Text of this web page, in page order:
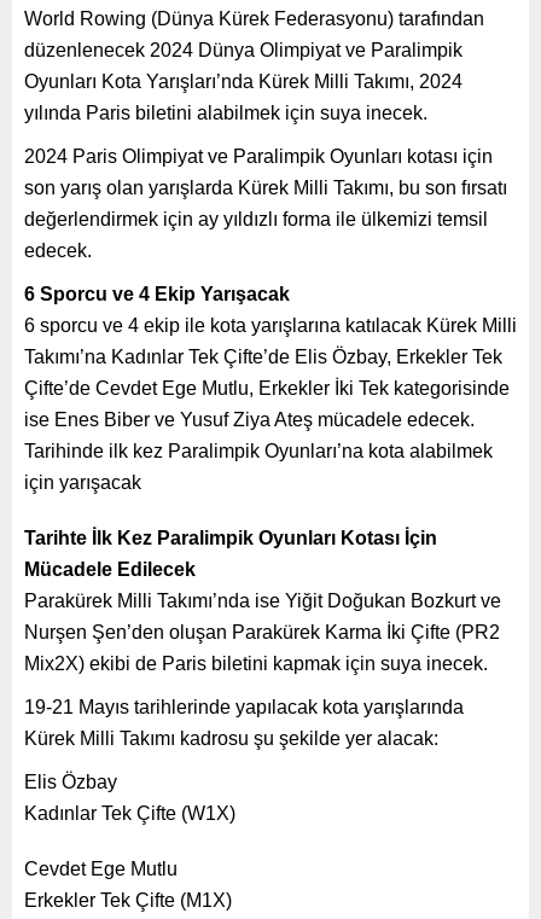
World Rowing (Dünya Kürek Federasyonu) tarafından
düzenlenecek 2024 Dünya Olimpiyat ve Paralimpik
Oyunları Kota Yarışları’nda Kürek Milli Takımı, 2024
yılında Paris biletini alabilmek için suya inecek.
2024 Paris Olimpiyat ve Paralimpik Oyunları kotası için
son yarış olan yarışlarda Kürek Milli Takımı, bu son fırsatı
değerlendirmek için ay yıldızlı forma ile ülkemizi temsil
edecek.
6 Sporcu ve 4 Ekip Yarışacak
6 sporcu ve 4 ekip ile kota yarışlarına katılacak Kürek Milli
Takımı’na Kadınlar Tek Çifte’de Elis Özbay, Erkekler Tek
Çifte’de Cevdet Ege Mutlu, Erkekler İki Tek kategorisinde
ise Enes Biber ve Yusuf Ziya Ateş mücadele edecek.
Tarihinde ilk kez Paralimpik Oyunları’na kota alabilmek
için yarışacak
Tarihte İlk Kez Paralimpik Oyunları Kotası İçin
Mücadele Edilecek
Parakürek Milli Takımı’nda ise Yiğit Doğukan Bozkurt ve
Nurşen Şen’den oluşan Parakürek Karma İki Çifte (PR2
Mix2X) ekibi de Paris biletini kapmak için suya inecek.
19-21 Mayıs tarihlerinde yapılacak kota yarışlarında
Kürek Milli Takımı kadrosu şu şekilde yer alacak:
Elis Özbay
Kadınlar Tek Çifte (W1X)
Cevdet Ege Mutlu
Erkekler Tek Çifte (M1X)